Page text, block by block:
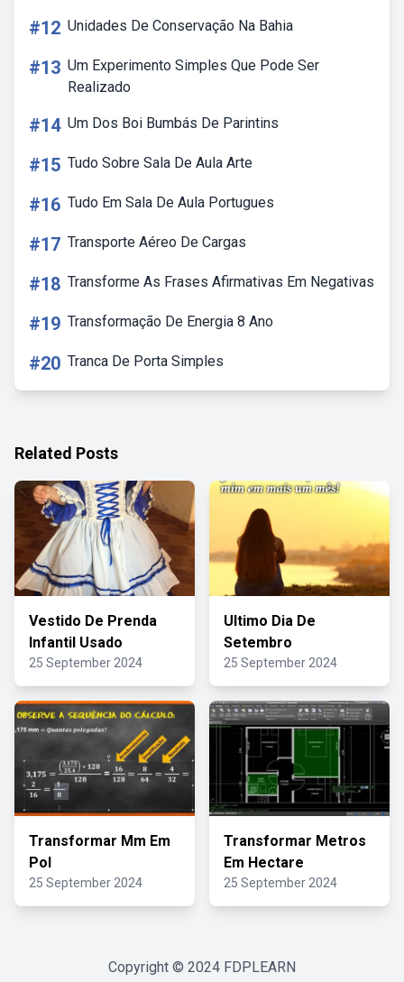
#12 Unidades De Conservação Na Bahia
#13 Um Experimento Simples Que Pode Ser
Realizado
#14 Um Dos Boi Bumbás De Parintins
#15 Tudo Sobre Sala De Aula Arte
#16 Tudo Em Sala De Aula Portugues
#17 Transporte Aéreo De Cargas
#18 Transforme As Frases Afirmativas Em Negativas
#19 Transformação De Energia 8 Ano
#20 Tranca De Porta Simples
Related Posts
Vestido De Prenda
Infantil Usado
25 September 2024
Ultimo Dia De
Setembro
25 September 2024
Transformar Mm Em
Pol
25 September 2024
Transformar Metros
Em Hectare
25 September 2024
Copyright © 2024 FDPLEARN